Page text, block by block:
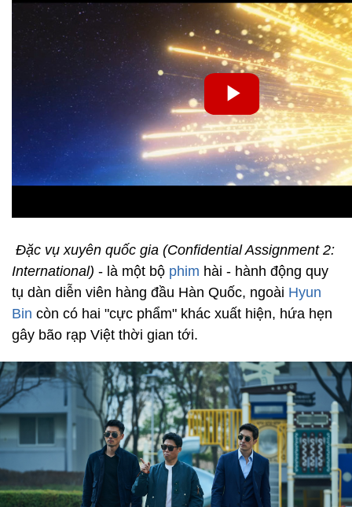
Đặc vụ xuyên quốc gia (Confidential Assignment 2:
International) - là một bộ phim hài - hành động quy
tụ dàn diễn viên hàng đầu Hàn Quốc, ngoài Hyun
Bin còn có hai "cực phẩm" khác xuất hiện, hứa hẹn
gây bão rạp Việt thời gian tới.